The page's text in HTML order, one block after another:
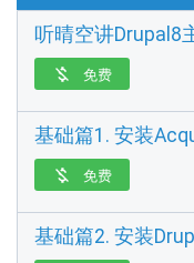
听晴空讲Drupal8
 免费
基础篇1. 安装
 免费
基础篇2. 安装